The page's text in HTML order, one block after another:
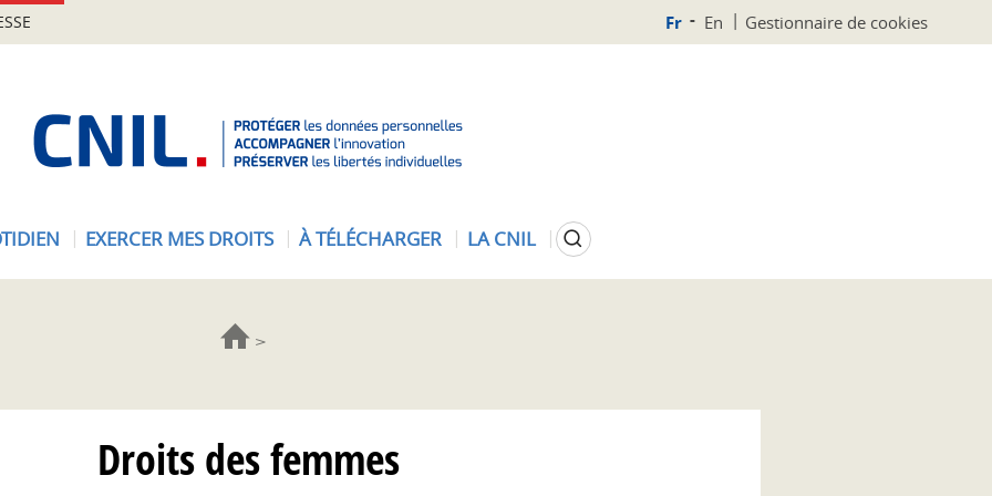
Fr En Gestionnaire de cookies
EXERCER MES DROITS À TÉLÉCHARGER LA CNIL Rechercher
Droits des femmes